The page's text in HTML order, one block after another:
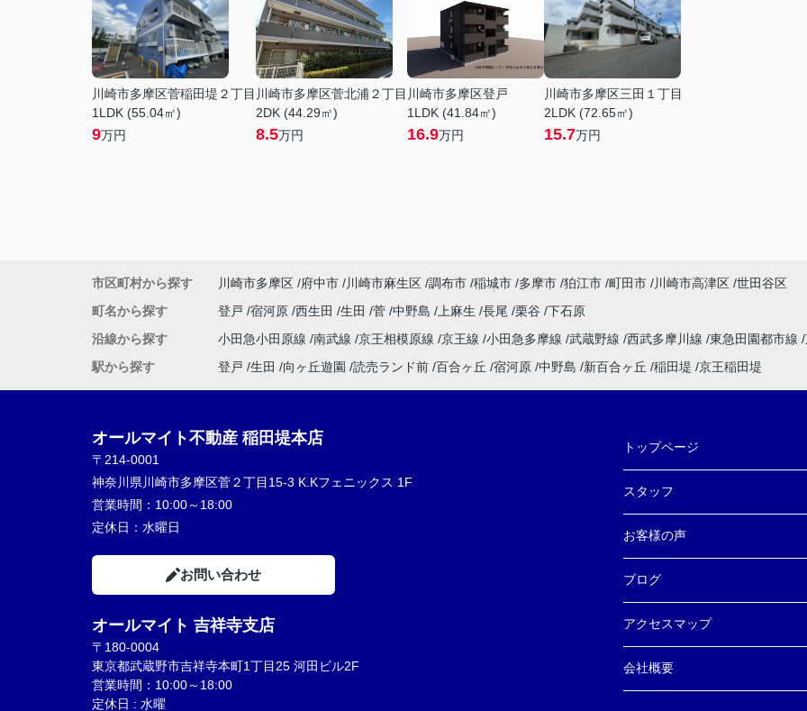
川崎市多摩区菅稲田堤２丁目
1LDK (55.04㎡)
9万円
川崎市多摩区菅北浦２丁目
2DK (44.29㎡)
8.5万円
川崎市多摩区登戸
1LDK (41.84㎡)
16.9万円
川崎市多摩区三田１丁目
2LDK (72.65㎡)
15.7万円
市区町村から探す 川崎市多摩区 府中市 川崎市麻生区 調布市 稲城市 多摩市 狛江市 町田市 川崎市高津区 世田谷区
町名から探す
登戸 宿河原 西生田 生田 菅 中野島 上麻生 長尾 栗谷 下石原
沿線から探す
小田急小田原線 南武線 京王相模原線 京王線 小田急多摩線 武蔵野線 西武多摩川線 東急田園都市線
駅から探す
登戸 生田 向ヶ丘遊園 読売ランド前 百合ヶ丘 宿河原 中野島 新百合ヶ丘 稲田堤 京王稲田堤
オールマイト不動産 稲田堤本店
〒214-0001
神奈川県川崎市多摩区菅２丁目15-3 K.Kフェニックス 1F
営業時間： 10:00～18:00
定休日： 水曜日
お問い合わせ
オールマイト 吉祥寺支店
〒180-0004
東京都武蔵野市吉祥寺本町1丁目25 河田ビル2F
営業時間：10:00～18:00
定休日 : 水曜
トップページ
スタッフ
お客様の声
ブログ
アクセスマップ
会社概要